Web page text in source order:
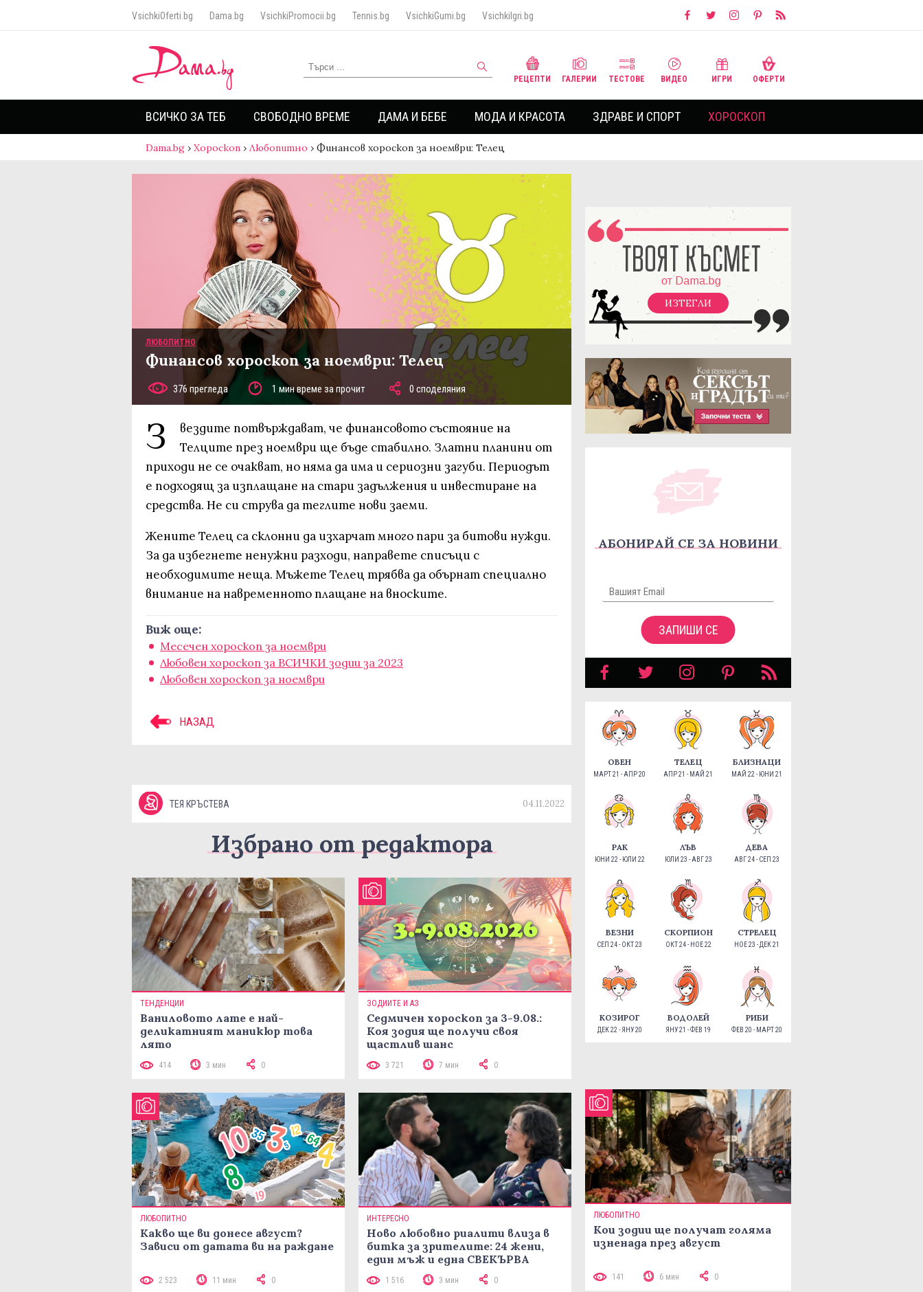
VsichkiOferti.bg Dama.bg VsichkiPromocii.bg Tennis.bg VsichkiGumi.bg VsichkiIgri.bg
РЕЦЕПТИ ГАЛЕРИИ ТЕСТОВЕ ВИДЕО ИГРИ ОФЕРТИ
ВСИЧКО ЗА ТЕБ СВОБОДНО ВРЕМЕ ДАМА И БЕБЕ МОДА И КРАСОТА ЗДРАВЕ И СПОРТ ХОРОСКОП
Dama.bg › Хороскоп › Любопитно › Финансов хороскоп за ноември: Телец
ЛЮБОПИТНО
Финансов хороскоп за ноември: Телец
376 прегледа 1 мин време за прочит 0 споделяния
З
вездите потвърждават, че финансовото състояние на
Телците през ноември ще бъде стабилно. Златни планини от
приходи не се очакват, но няма да има и сериозни загуби. Периодът
е подходящ за изплащане на стари задължения и инвестиране на
средства. Не си струва да теглите нови заеми.
Жените Телец са склонни да изхарчат много пари за битови нужди.
За да избегнете ненужни разходи, направете списъци с
необходимите неща. Мъжете Телец трябва да обърнат специално
внимание на навременното плащане на вноските.
Виж още:
Месечен хороскоп за ноември
Любовен хороскоп за ВСИЧКИ зодии за 2023
Любовен хороскоп за ноември
НАЗАД
ТЕЯ КРЪСТЕВА 04.11.2022
Избрано от редактора
ТЕНДЕНЦИИ
Ваниловото лате е най-
деликатният маникюр това
лято
414 3 мин 0
ЗОДИИТЕ И АЗ
Седмичен хороскоп за 3-9.08.:
Коя зодия ще получи своя
щастлив шанс
3 721 7 мин 0
ЛЮБОПИТНО
Какво ще ви донесе август?
Зависи от датата ви на ражданe
2 523 11 мин 0
ИНТЕРЕСНО
Ново любовно риалити влиза в
битка за зрителите: 24 жени,
един мъж и една СВЕКЪРВА
1 516 3 мин 0
ИЗТЕГЛИ
АБОНИРАЙ СЕ ЗА НОВИНИ
ЗАПИШИ СЕ
ОВЕН
МАРТ 21 - АПР 20
ТЕЛЕЦ
АПР 21 - МАЙ 21
БЛИЗНАЦИ
МАЙ 22 - ЮНИ 21
РАК
ЮНИ 22 - ЮЛИ 22
ЛЪВ
ЮЛИ 23 - АВГ 23
ДЕВА
АВГ 24 - СЕП 23
ВЕЗНИ
СЕП 24 - ОКТ 23
СКОРПИОН
ОКТ 24 - НОЕ 22
СТРЕЛЕЦ
НОЕ 23 - ДЕК 21
КОЗИРОГ
ДЕК 22 - ЯНУ 20
ВОДОЛЕЙ
ЯНУ 21 - ФЕВ 19
РИБИ
ФЕВ 20 - МАРТ 20
ЛЮБОПИТНО
Кои зодии ще получат голяма
изненада през август
141 6 мин 0